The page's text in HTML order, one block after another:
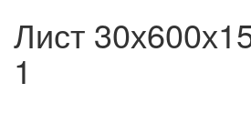
Лист
1